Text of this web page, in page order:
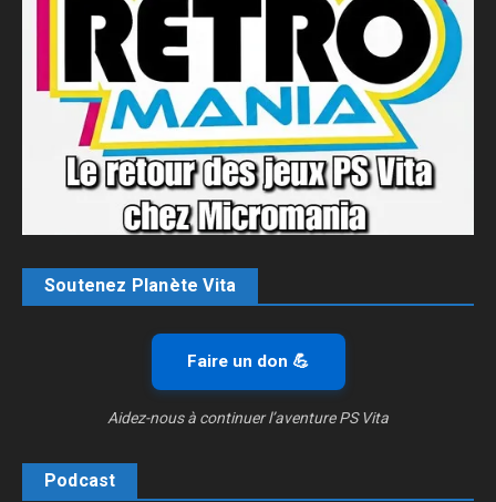
Soutenez Planète Vita
Faire un don 💪
Aidez-nous à continuer l’aventure PS Vita
Podcast